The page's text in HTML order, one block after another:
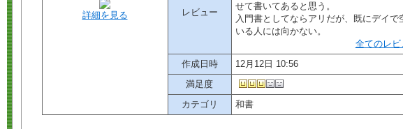
詳細を見る レビュー
せて書いてあると思う。
入門書としてならアリだが、既にデイで
いる人には向かない。
全てのレビ
作成日時
12月12日 10:56
満足度
カテゴリ
和書